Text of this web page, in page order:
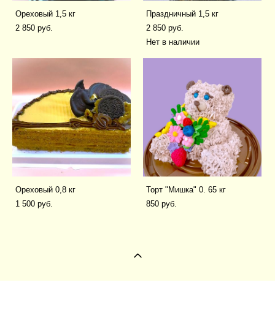
Ореховый 1,5 кг
2 850 pуб.
Праздничный 1,5 кг
2 850 pуб.
Нет в наличии
Ореховый 0,8 кг
1 500 pуб.
Торт "Мишка" 0. 65 кг
850 pуб.